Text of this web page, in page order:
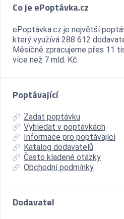
Co je ePoptávka.cz
ePoptávka.cz je největší
který využívá 288 612
Měsíčně zpracujeme přes 11
více než 7 mld. Kč.
Poptávající
Zadat poptávku
Vyhledat v poptávkách
Informace pro poptávající
Katalog dodavatelů
Často kladené otázky
Obchodní podmínky
Dodavatel